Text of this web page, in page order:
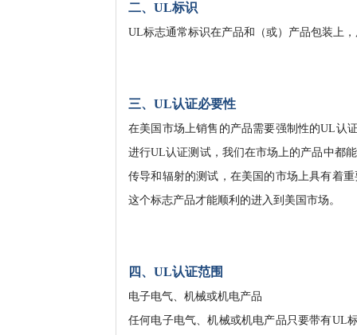
二、UL标识
UL标志通常标识在产品和（或）产品包装上
三、UL认证必要性
在美国市场上销售的产品需要强制性的UL认
进行UL认证测试，我们在市场上的产品中都
传导和辐射的测试，在美国的市场上具有着
这个标志产品才能顺利的进入到美国市场。
四、UL认证范围
电子电气、机械或机电产品
任何电子电气、机械或机电产品只要带有UL